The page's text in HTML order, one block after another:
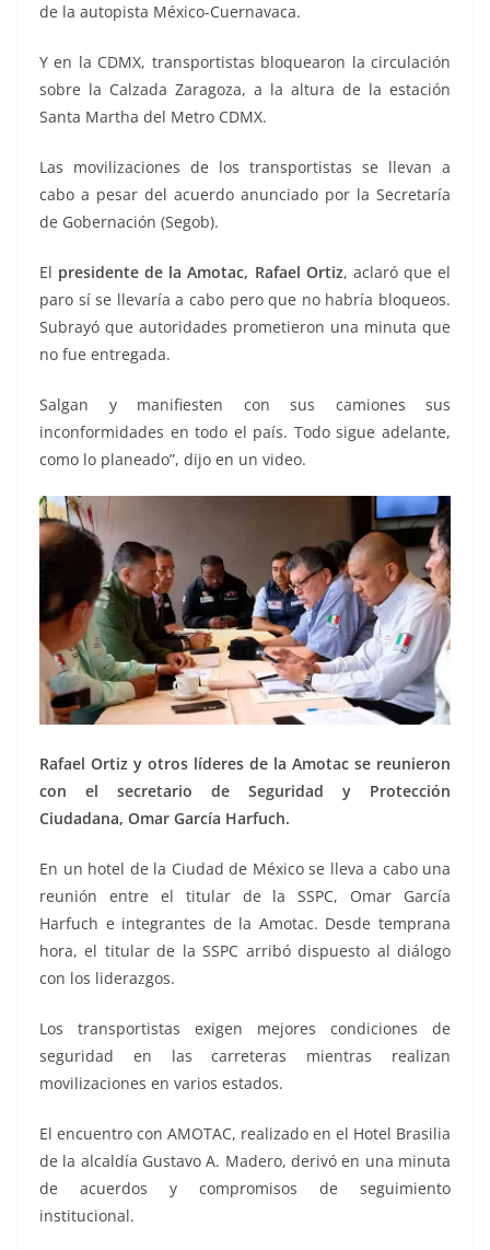
de la autopista México-Cuernavaca.
Y en la CDMX, transportistas bloquearon la circulación
sobre la Calzada Zaragoza, a la altura de la estación
Santa Martha del Metro CDMX.
Las movilizaciones de los transportistas se llevan a
cabo a pesar del acuerdo anunciado por la Secretaría
de Gobernación (Segob).
El presidente de la Amotac, Rafael Ortiz, aclaró que el
paro sí se llevaría a cabo pero que no habría bloqueos.
Subrayó que autoridades prometieron una minuta que
no fue entregada.
Salgan y manifiesten con sus camiones sus
inconformidades en todo el país. Todo sigue adelante,
como lo planeado”, dijo en un video.
Rafael Ortiz y otros líderes de la Amotac se reunieron
con el secretario de Seguridad y Protección
Ciudadana, Omar García Harfuch.
En un hotel de la Ciudad de México se lleva a cabo una
reunión entre el titular de la SSPC, Omar García
Harfuch e integrantes de la Amotac. Desde temprana
hora, el titular de la SSPC arribó dispuesto al diálogo
con los liderazgos.
Los transportistas exigen mejores condiciones de
seguridad en las carreteras mientras realizan
movilizaciones en varios estados.
El encuentro con AMOTAC, realizado en el Hotel Brasilia
de la alcaldía Gustavo A. Madero, derivó en una minuta
de acuerdos y compromisos de seguimiento
institucional.